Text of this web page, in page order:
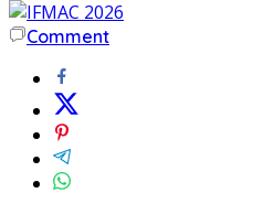
Comment